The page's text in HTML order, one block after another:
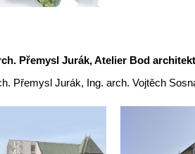
Přemysl Jurák, Atelier Bod
Přemysl Jurák, Ing. arch. Vojtěch